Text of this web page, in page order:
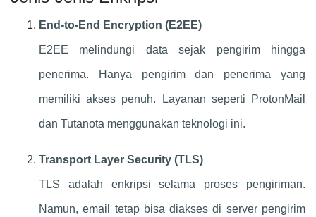
End-to-End Encryption (E2EE)
E2EE melindungi data sejak pengirim hingga
penerima. Hanya pengirim dan penerima yang
memiliki akses penuh. Layanan seperti ProtonMail
dan Tutanota menggunakan teknologi ini.
Transport Layer Security (TLS)
TLS adalah enkripsi selama proses pengiriman.
Namun, email tetap bisa diakses di server pengirim